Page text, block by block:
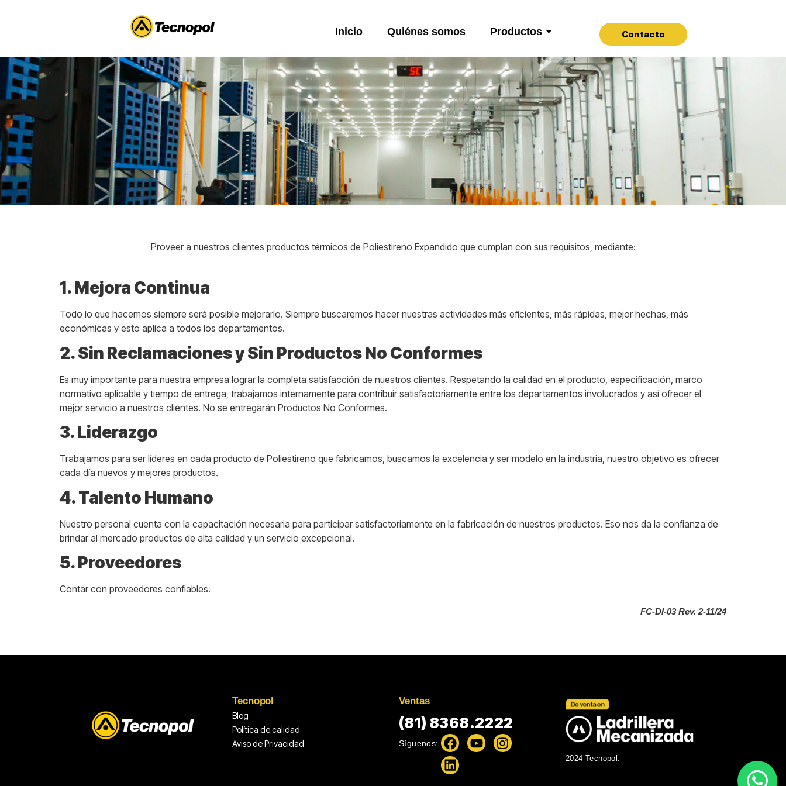
Inicio Quiénes somos Productos Contacto
Proveer a nuestros clientes productos térmicos de Poliestireno Expandido que cumplan con sus requisitos, mediante:
1. Mejora Continua
Todo lo que hacemos siempre será posible mejorarlo. Siempre buscaremos hacer nuestras actividades más eficientes, más rápidas, mejor hechas, más
económicas y esto aplica a todos los departamentos.
2. Sin Reclamaciones y Sin Productos No Conformes
Es muy importante para nuestra empresa lograr la completa satisfacción de nuestros clientes. Respetando la calidad en el producto, especificación, marco
normativo aplicable y tiempo de entrega, trabajamos internamente para contribuir satisfactoriamente entre los departamentos involucrados y así ofrecer el
mejor servicio a nuestros clientes. No se entregarán Productos No Conformes.
3. Liderazgo
Trabajamos para ser líderes en cada producto de Poliestireno que fabricamos, buscamos la excelencia y ser modelo en la industria, nuestro objetivo es ofrecer
cada día nuevos y mejores productos.
4. Talento Humano
Nuestro personal cuenta con la capacitación necesaria para participar satisfactoriamente en la fabricación de nuestros productos. Eso nos da la confianza de
brindar al mercado productos de alta calidad y un servicio excepcional.
5. Proveedores
Contar con proveedores confiables.
FC-DI-03 Rev. 2-11/24
Tecnopol
Blog
Política de calidad
Aviso de Privacidad
Ventas
(81) 8368.2222
Síguenos:
2024 Tecnopol.